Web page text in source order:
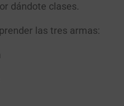
dándote clases.
las tres armas: